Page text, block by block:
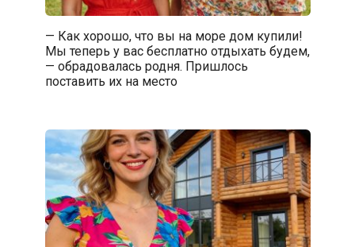
— Как хорошо, что вы на море дом купили!
Мы теперь у вас бесплатно отдыхать будем,
— обрадовалась родня. Пришлось
поставить их на место